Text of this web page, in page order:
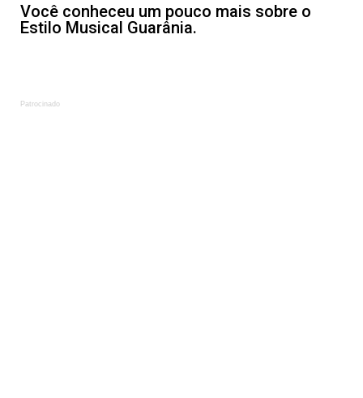
Você conheceu um pouco mais sobre o
Estilo Musical Guarânia.
Patrocinado